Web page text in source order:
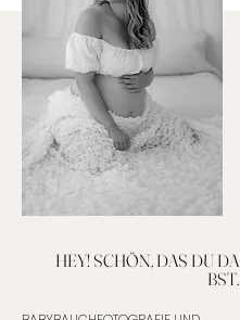
HEY! SCHÖN, DAS DU DA
BST.